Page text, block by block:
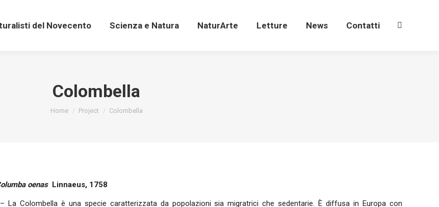
del Novecento Scienza e Natura NaturArte Letture News Contatti Search:
Colombella
You are here:
Home Project Colombella
oenasLinnaeus, 1758
– La Colombella è una specie caratterizzata da popolazioni sia migratrici che sedentarie. È diffusa in Europa con